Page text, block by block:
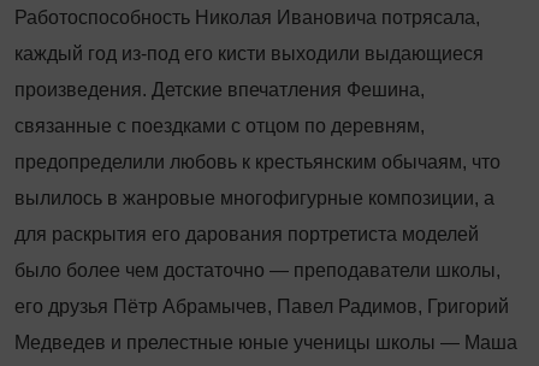
Работоспособность Николая Ивановича потрясала,
каждый год из-под его кисти выходили выдающиеся
произведения. Детские впечатления Фешина,
связанные с поездками с отцом по деревням,
предопределили любовь к крестьянским обычаям, что
вылилось в жанровые многофигурные композиции, а
для раскрытия его дарования портретиста моделей
было более чем достаточно — преподаватели школы,
его друзья Пётр Абрамычев, Павел Радимов, Григорий
Медведев и прелестные юные ученицы школы — Маша